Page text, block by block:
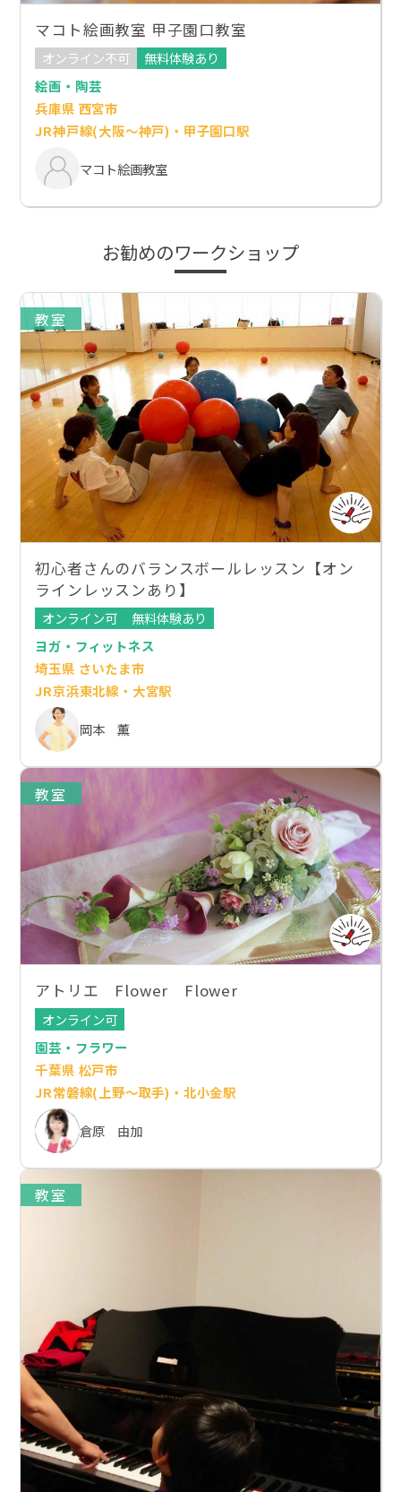
マコト絵画教室 甲子園口教室
オンライン不可
無料体験あり
絵画・陶芸
兵庫県 西宮市
JR神戸線(大阪～神戸)・甲子園口駅
マコト絵画教室
お勧めのワークショップ
教室
初心者さんのバランスボールレッスン【オン
ラインレッスンあり】
オンライン可
無料体験あり
ヨガ・フィットネス
埼玉県 さいたま市
JR京浜東北線・大宮駅
岡本 薫
教室
アトリエ Flower Flower
オンライン可
園芸・フラワー
千葉県 松戸市
JR常磐線(上野～取手)・北小金駅
倉原 由加
教室